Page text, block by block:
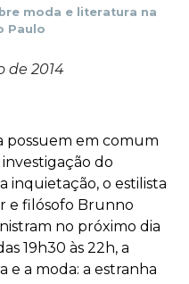
moda e literatura na
Paulo
de 2014
possuem em comum
do
inquietação, o estilista
e filósofo Brunno
no próximo dia
19h30 às 22h, a
e a moda: a estranha